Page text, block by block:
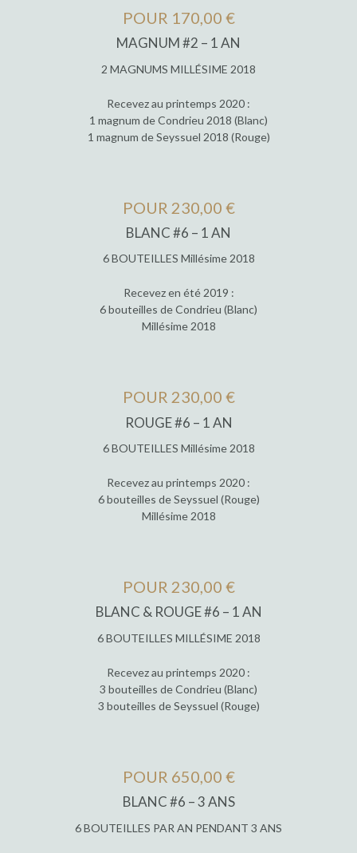
POUR 170,00 €
MAGNUM #2 – 1 AN
2 MAGNUMS MILLÉSIME 2018
Recevez au printemps 2020 :
1 magnum de Condrieu 2018 (Blanc)
1 magnum de Seyssuel 2018 (Rouge)
POUR 230,00 €
BLANC #6 – 1 AN
6 BOUTEILLES Millésime 2018
Recevez en été 2019 :
6 bouteilles de Condrieu (Blanc)
Millésime 2018
POUR 230,00 €
ROUGE #6 – 1 AN
6 BOUTEILLES Millésime 2018
Recevez au printemps 2020 :
6 bouteilles de Seyssuel (Rouge)
Millésime 2018
POUR 230,00 €
BLANC & ROUGE #6 – 1 AN
6 BOUTEILLES MILLÉSIME 2018
Recevez au printemps 2020 :
3 bouteilles de Condrieu (Blanc)
3 bouteilles de Seyssuel (Rouge)
POUR 650,00 €
BLANC #6 – 3 ANS
6 BOUTEILLES PAR AN PENDANT 3 ANS